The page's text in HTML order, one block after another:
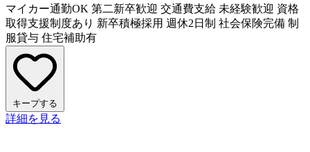
マイカー通勤OK 第二新卒歓迎 交通費支給 未経験歓迎 資格
取得支援制度あり 新卒積極採用 週休2日制 社会保険完備 制
服貸与 住宅補助有
キープする
詳細を見る